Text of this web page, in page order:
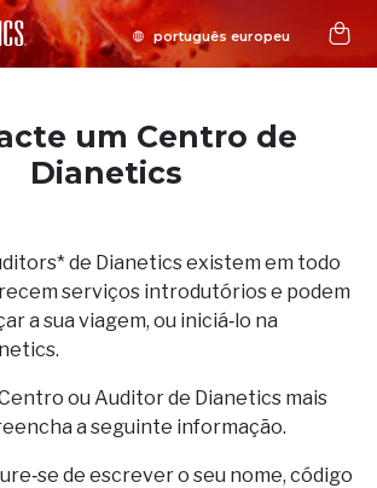
um Centro de
Dianetics
de Dianetics existem em todo
serviços introdutórios e podem
a sua viagem, ou iniciá‑lo na
ou Auditor de Dianetics mais
a seguinte informação.
de escrever o seu nome, código